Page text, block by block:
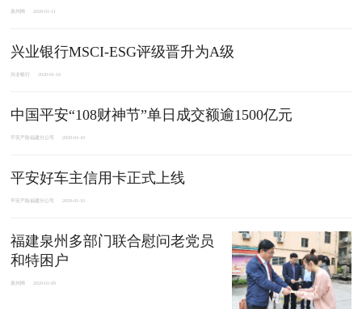
泉州网 2020-01-11
兴业银行MSCI-ESG评级晋升为A级
兴业银行 2020-01-10
中国平安“108财神节”单日成交额逾1500亿元
平安产险福建分公司 2020-01-10
平安好车主信用卡正式上线
平安产险福建分公司 2020-01-10
福建泉州多部门联合慰问老党员
和特困户
泉州网 2020-01-09